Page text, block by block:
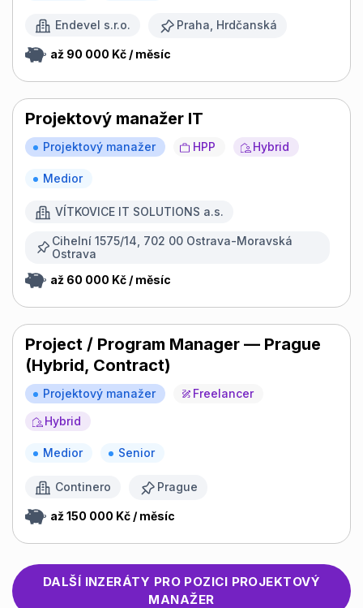
Endevel s.r.o. Praha, Hrdčanská
až 90 000 Kč / měsíc
Projektový manažer IT
Projektový manažer HPP Hybrid
Medior
VÍTKOVICE IT SOLUTIONS a.s.
Cihelní 1575/14, 702 00 Ostrava-Moravská
Ostrava
až 60 000 Kč / měsíc
Project / Program Manager — Prague
(Hybrid, Contract)
Projektový manažer
Freelancer
Hybrid
Medior Senior
Continero Prague
až 150 000 Kč / měsíc
DALŠÍ INZERÁTY PRO POZICI PROJEKTOVÝ
MANAŽER